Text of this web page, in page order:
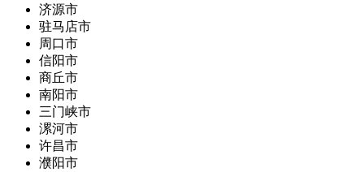
济源市
驻马店市
周口市
信阳市
商丘市
南阳市
三门峡市
漯河市
许昌市
濮阳市